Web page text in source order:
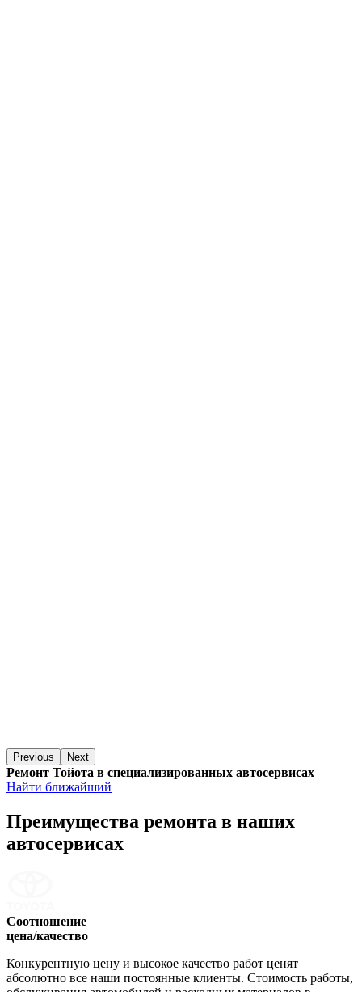
Previous Next
Ремонт Тойота в специализированных автосервисах
Найти ближайший
Преимущества ремонта в наших
автосервисах
Соотношение
цена/качество
Конкурентную цену и высокое качество работ ценят
абсолютно все наши постоянные клиенты. Стоимость работы,